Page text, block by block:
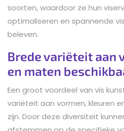
soorten, waardoor ze hun
optimaliseren en spannende
beleven.
Brede variëteit aan
en maten
Een groot voordeel van vis
variëteit aan vormen, kleuren
zijn. Door deze diversiteit